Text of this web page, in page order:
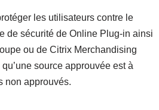
les utilisateurs contre le
de sécurité de Online Plug-in ainsi
ou de Citrix Merchandising
source approuvée est à
non approuvés.